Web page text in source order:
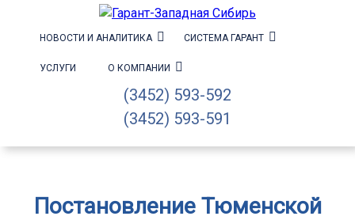
НОВОСТИ И АНАЛИТИКА СИСТЕМА ГАРАНТ
УСЛУГИ О КОМПАНИИ
(3452) 593-592
(3452) 593-591
Постановление Тюменской